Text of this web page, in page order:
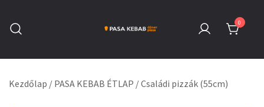
content
0
Kezdőlap / PASA KEBAB ÉTLAP /Családi pizzák (55cm)